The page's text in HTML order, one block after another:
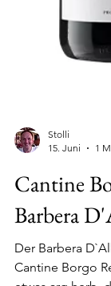
Stolli
Cantine